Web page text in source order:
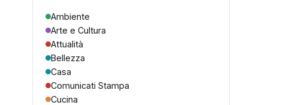
Ambiente
Arte e Cultura
Attualità
Bellezza
Casa
Comunicati Stampa
Cucina